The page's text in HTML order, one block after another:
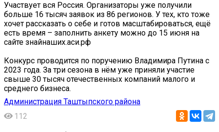
Участвует вся Россия. Организаторы уже получили
больше 16 тысяч заявок из 86 регионов. У тех, кто тоже
хочет рассказать о себе и готов масштабироваться, ещё
есть время – заполнить анкету можно до 15 июня на
сайте знайнаших.аси.рф
Конкурс проводится по поручению Владимира Путина с
2023 года. За три сезона в нём уже приняли участие
свыше 30 тысяч отечественных компаний малого и
среднего бизнеса.
Администрация Таштыпского района
112